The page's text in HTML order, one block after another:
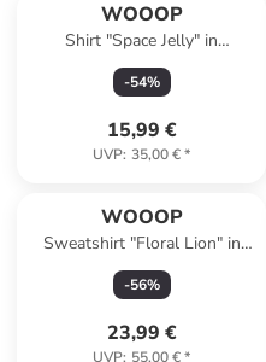
WOOOP
Shirt "Space Jelly" in
Dunkelblau
-54%
15,99 €
UVP: 35,00 €*
WOOOP
Sweatshirt "Floral Lion" in
Grau
-56%
23,99 €
UVP: 55,00 €*